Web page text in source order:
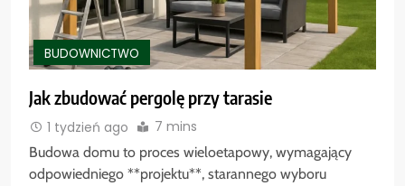
BUDOWNICTWO
Jak zbudować pergolę przy tarasie
1 tydzień ago 7 mins
Budowa domu to proces wieloetapowy, wymagający
odpowiedniego **projektu**, starannego wyboru